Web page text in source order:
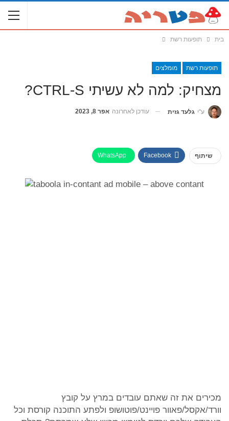
בית תופעות רשת
תופעות רשת מומלצים
מצחיק: למה לא עשיתי CTRL-S?
ע"י גלעד גזית עודכן לאחרונה אפר 8, 2023
שיתוף Facebook
WhatsApp
מכירים את זה שאתם עובדים במרץ על קובץ
וורד/אקסל/פאוור פויינט/פוטושופ ולפתע התוכנה קורסת וכל